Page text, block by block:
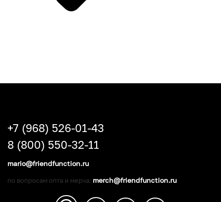
+7 (968) 526-01-43
8 (800) 550-32-11
mario@friendfunction.ru
по вопросам опта и мерча: merch@friendfunction.ru